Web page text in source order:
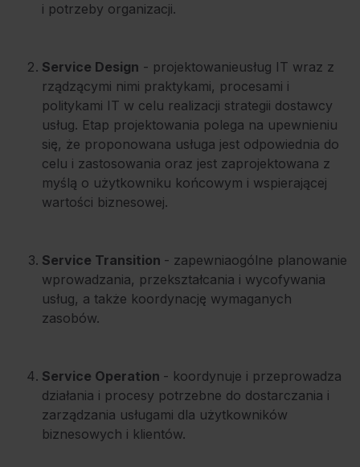
i potrzeby organizacji.
Service Design - projektowanieusług IT wraz z
rządzącymi nimi praktykami, procesami i
politykami IT w celu realizacji strategii dostawcy
usług. Etap projektowania polega na upewnieniu
się, że proponowana usługa jest odpowiednia do
celu i zastosowania oraz jest zaprojektowana z
myślą o użytkowniku końcowym i wspierającej
wartości biznesowej.
Service Transition - zapewniaogólne planowanie
wprowadzania, przekształcania i wycofywania
usług, a także koordynację wymaganych
zasobów.
Service Operation - koordynuje i przeprowadza
działania i procesy potrzebne do dostarczania i
zarządzania usługami dla użytkowników
biznesowych i klientów.